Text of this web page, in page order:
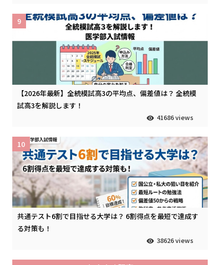
【2026年最新】全統模試高3の平均点、偏差値は？ 全統模
試高3を解説します！
41686 views
9
共通テスト6割で目指せる大学は？ 6割得点を最短で達成す
る対策も！
38626 views
10